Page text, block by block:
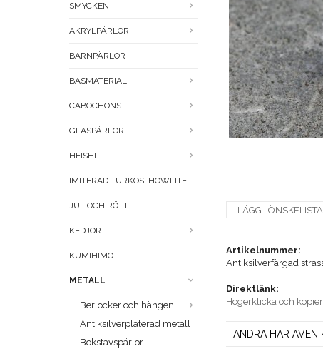
SMYCKEN
AKRYLPÄRLOR
BARNPÄRLOR
BASMATERIAL
CABOCHONS
GLASPÄRLOR
HEISHI
IMITERAD TURKOS, HOWLITE
JUL OCH RÖTT
KEDJOR
KUMIHIMO
METALL
Berlocker och hängen
Antiksilverpläterad metall
Bokstavspärlor
LÄGG I ÖNSKELISTA
Artikelnummer:
Antiksilverfärgad
Direktlänk:
Högerklicka och
ANDRA HAR ÄVEN